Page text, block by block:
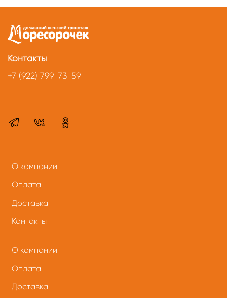
О компании
Оплата
Доставка
Контакты
О компании
Оплата
Доставка
Контакты
+7 (922) 799-73-59